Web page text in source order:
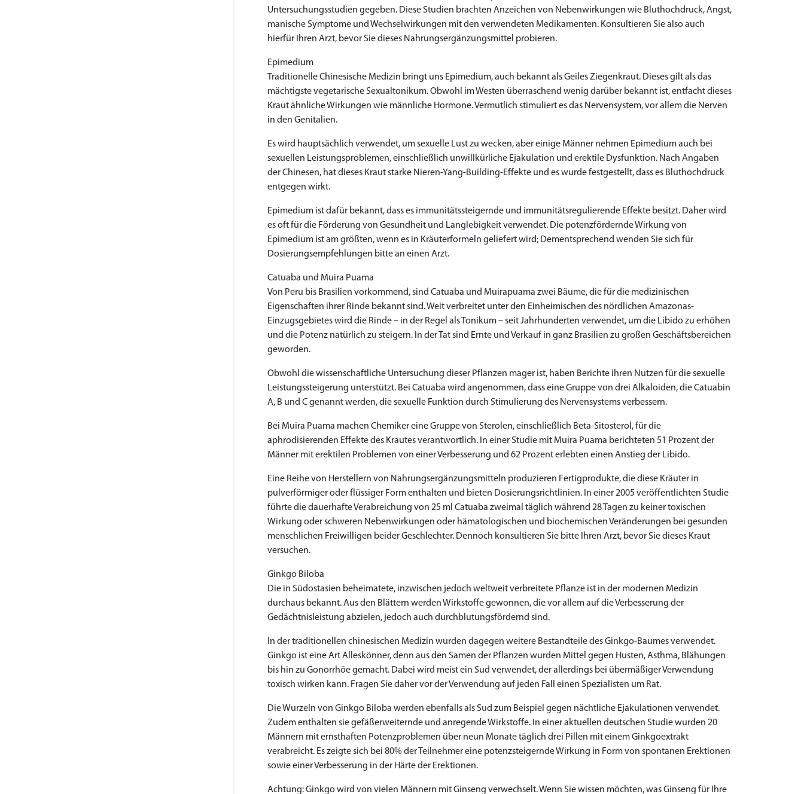
Untersuchungsstudien gegeben. Diese Studien brachten Anzeichen von Nebenwirkungen wie Bluthochdruck, Angst,
manische Symptome und Wechselwirkungen mit den verwendeten Medikamenten. Konsultieren Sie also auch
hierfür Ihren Arzt, bevor Sie dieses Nahrungsergänzungsmittel probieren.
Epimedium
Traditionelle Chinesische Medizin bringt uns Epimedium, auch bekannt als Geiles Ziegenkraut. Dieses gilt als das
mächtigste vegetarische Sexualtonikum. Obwohl im Westen überraschend wenig darüber bekannt ist, entfacht dieses
Kraut ähnliche Wirkungen wie männliche Hormone. Vermutlich stimuliert es das Nervensystem, vor allem die Nerven
in den Genitalien.
Es wird hauptsächlich verwendet, um sexuelle Lust zu wecken, aber einige Männer nehmen Epimedium auch bei
sexuellen Leistungsproblemen, einschließlich unwillkürliche Ejakulation und erektile Dysfunktion. Nach Angaben
der Chinesen, hat dieses Kraut starke Nieren-Yang-Building-Effekte und es wurde festgestellt, dass es Bluthochdruck
entgegen wirkt.
Epimedium ist dafür bekannt, dass es immunitätssteigernde und immunitätsregulierende Effekte besitzt. Daher wird
es oft für die Förderung von Gesundheit und Langlebigkeit verwendet. Die potenzfördernde Wirkung von
Epimedium ist am größten, wenn es in Kräuterformeln geliefert wird; Dementsprechend wenden Sie sich für
Dosierungsempfehlungen bitte an einen Arzt.
Catuaba und Muira Puama
Von Peru bis Brasilien vorkommend, sind Catuaba und Muirapuama zwei Bäume, die für die medizinischen
Eigenschaften ihrer Rinde bekannt sind. Weit verbreitet unter den Einheimischen des nördlichen Amazonas-
Einzugsgebietes wird die Rinde – in der Regel als Tonikum – seit Jahrhunderten verwendet, um die Libido zu erhöhen
und die Potenz natürlich zu steigern. In der Tat sind Ernte und Verkauf in ganz Brasilien zu großen Geschäftsbereichen
geworden.
Obwohl die wissenschaftliche Untersuchung dieser Pflanzen mager ist, haben Berichte ihren Nutzen für die sexuelle
Leistungssteigerung unterstützt. Bei Catuaba wird angenommen, dass eine Gruppe von drei Alkaloiden, die Catuabin
A, B und C genannt werden, die sexuelle Funktion durch Stimulierung des Nervensystems verbessern.
Bei Muira Puama machen Chemiker eine Gruppe von Sterolen, einschließlich Beta-Sitosterol, für die
aphrodisierenden Effekte des Krautes verantwortlich. In einer Studie mit Muira Puama berichteten 51 Prozent der
Männer mit erektilen Problemen von einer Verbesserung und 62 Prozent erlebten einen Anstieg der Libido.
Eine Reihe von Herstellern von Nahrungsergänzungsmitteln produzieren Fertigprodukte, die diese Kräuter in
pulverförmiger oder flüssiger Form enthalten und bieten Dosierungsrichtlinien. In einer 2005 veröffentlichten Studie
führte die dauerhafte Verabreichung von 25 ml Catuaba zweimal täglich während 28 Tagen zu keiner toxischen
Wirkung oder schweren Nebenwirkungen oder hämatologischen und biochemischen Veränderungen bei gesunden
menschlichen Freiwilligen beider Geschlechter. Dennoch konsultieren Sie bitte Ihren Arzt, bevor Sie dieses Kraut
versuchen.
Ginkgo Biloba
Die in Südostasien beheimatete, inzwischen jedoch weltweit verbreitete Pflanze ist in der modernen Medizin
durchaus bekannt. Aus den Blättern werden Wirkstoffe gewonnen, die vor allem auf die Verbesserung der
Gedächtnisleistung abzielen, jedoch auch durchblutungsfördernd sind.
In der traditionellen chinesischen Medizin wurden dagegen weitere Bestandteile des Ginkgo-Baumes verwendet.
Ginkgo ist eine Art Alleskönner, denn aus den Samen der Pflanzen wurden Mittel gegen Husten, Asthma, Blähungen
bis hin zu Gonorrhöe gemacht. Dabei wird meist ein Sud verwendet, der allerdings bei übermäßiger Verwendung
toxisch wirken kann. Fragen Sie daher vor der Verwendung auf jeden Fall einen Spezialisten um Rat.
Die Wurzeln von Ginkgo Biloba werden ebenfalls als Sud zum Beispiel gegen nächtliche Ejakulationen verwendet.
Zudem enthalten sie gefäßerweiternde und anregende Wirkstoffe. In einer aktuellen deutschen Studie wurden 20
Männern mit ernsthaften Potenzproblemen über neun Monate täglich drei Pillen mit einem Ginkgoextrakt
verabreicht. Es zeigte sich bei 80% der Teilnehmer eine potenzsteigernde Wirkung in Form von spontanen Erektionen
sowie einer Verbesserung in der Härte der Erektionen.
Achtung: Ginkgo wird von vielen Männern mit Ginseng verwechselt. Wenn Sie wissen möchten, was Ginseng für Ihre